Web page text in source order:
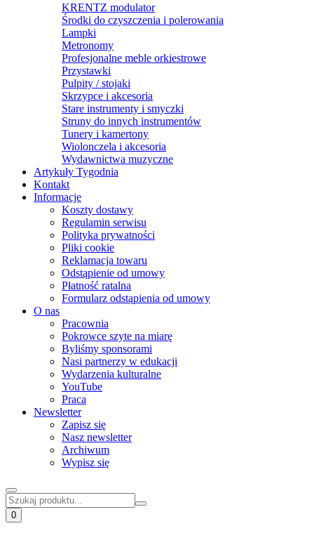
KRENTZ modulator
Środki do czyszczenia i polerowania
Lampki
Metronomy
Profesjonalne meble orkiestrowe
Przystawki
Pulpity / stojaki
Skrzypce i akcesoria
Stare instrumenty i smyczki
Struny do innych instrumentów
Tunery i kamertony
Wiolonczela i akcesoria
Wydawnictwa muzyczne
Artykuły Tygodnia
Kontakt
Informacje
Koszty dostawy
Regulamin serwisu
Polityka prywatności
Pliki cookie
Reklamacja towaru
Odstąpienie od umowy
Płatność ratalna
Formularz odstąpienia od umowy
O nas
Pracownia
Pokrowce szyte na miarę
Byliśmy sponsorami
Nasi partnerzy w edukacji
Wydarzenia kulturalne
YouTube
Praca
Newsletter
Zapisz się
Nasz newsletter
Archiwum
Wypisz się
0